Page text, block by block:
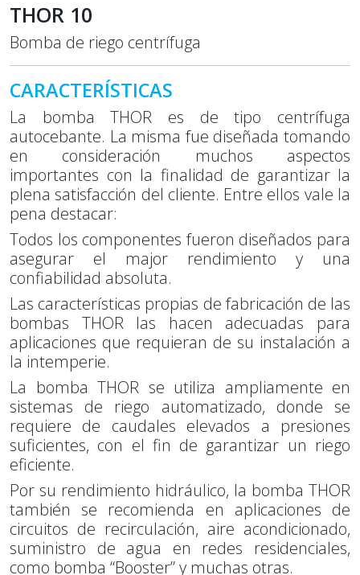
THOR 10
Bomba de riego centrífuga
CARACTERÍSTICAS
La bomba THOR es de tipo centrífuga
autocebante. La misma fue diseñada tomando
en consideración muchos aspectos
importantes con la finalidad de garantizar la
plena satisfacción del cliente. Entre ellos vale la
pena destacar:
Todos los componentes fueron diseñados para
asegurar el major rendimiento y una
confiabilidad absoluta.
Las características propias de fabricación de las
bombas THOR las hacen adecuadas para
aplicaciones que requieran de su instalación a
la intemperie.
La bomba THOR se utiliza ampliamente en
sistemas de riego automatizado, donde se
requiere de caudales elevados a presiones
suficientes, con el fin de garantizar un riego
eficiente.
Por su rendimiento hidráulico, la bomba THOR
también se recomienda en aplicaciones de
circuitos de recirculación, aire acondicionado,
suministro de agua en redes residenciales,
como bomba “Booster” y muchas otras.